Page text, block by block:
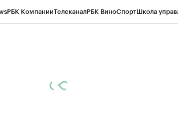
РБК КомпанииТелеканалРБК ВиноСпортШкола